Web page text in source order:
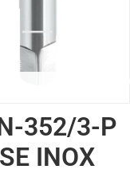
352/3-P
INOX